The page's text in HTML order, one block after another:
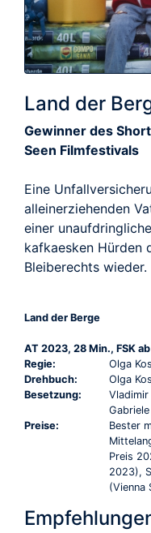
Land der
Gewinner des
Seen Filmfestivals
Eine
alleinerziehenden
einer
kafkaesken Hürden
Bleiberechts wieder.
Land der Berge
AT 2023, 28 Min., FSK
Regie:
Olga
Drehbuch:
Olga
Besetzung:
Vladimir
Preise:
Bester
Preis
2023),
(Vienna